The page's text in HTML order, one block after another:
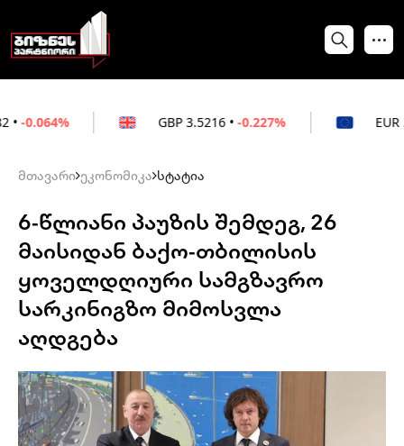
3.5216 • -0.227% 3.0212 • -
მთავარი ეკონომიკა სტატია
6-წლიანი პაუზის შემდეგ, 26
მაისიდან ბაქო-თბილისის
ყოველდღიური სამგზავრო
სარკინიგზო მიმოსვლა
აღდგება